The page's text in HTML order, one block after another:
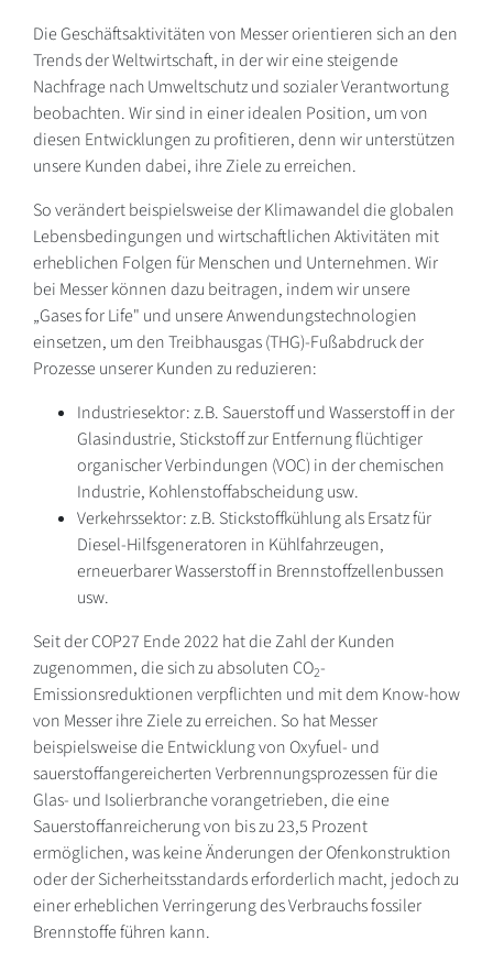
Die Geschäftsaktivitäten von Messer orientieren sich an den
Trends der Weltwirtschaft, in der wir eine steigende
Nachfrage nach Umweltschutz und sozialer Verantwortung
beobachten. Wir sind in einer idealen Position, um von
diesen Entwicklungen zu profitieren, denn wir unterstützen
unsere Kunden dabei, ihre Ziele zu erreichen.
So verändert beispielsweise der Klimawandel die globalen
Lebensbedingungen und wirtschaftlichen Aktivitäten mit
erheblichen Folgen für Menschen und Unternehmen. Wir
bei Messer können dazu beitragen, indem wir unsere
„Gases for Life" und unsere Anwendungstechnologien
einsetzen, um den Treibhausgas (THG)-Fußabdruck der
Prozesse unserer Kunden zu reduzieren:
Industriesektor: z.B. Sauerstoff und Wasserstoff in der
Glasindustrie, Stickstoff zur Entfernung flüchtiger
organischer Verbindungen (VOC) in der chemischen
Industrie, Kohlenstoffabscheidung usw.
Verkehrssektor: z.B. Stickstoffkühlung als Ersatz für
Diesel-Hilfsgeneratoren in Kühlfahrzeugen,
erneuerbarer Wasserstoff in Brennstoffzellenbussen
usw.
Seit der COP27 Ende 2022 hat die Zahl der Kunden
zugenommen, die sich zu absoluten CO2-
Emissionsreduktionen verpflichten und mit dem Know-how
von Messer ihre Ziele zu erreichen. So hat Messer
beispielsweise die Entwicklung von Oxyfuel- und
sauerstoffangereicherten Verbrennungsprozessen für die
Glas- und Isolierbranche vorangetrieben, die eine
Sauerstoffanreicherung von bis zu 23,5 Prozent
ermöglichen, was keine Änderungen der Ofenkonstruktion
oder der Sicherheitsstandards erforderlich macht, jedoch zu
einer erheblichen Verringerung des Verbrauchs fossiler
Brennstoffe führen kann.